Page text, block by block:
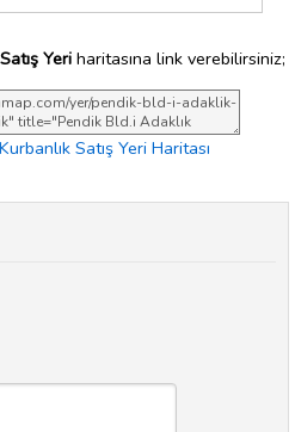
Yeri haritasına link verebilirsiniz;
Satış Yeri Haritası